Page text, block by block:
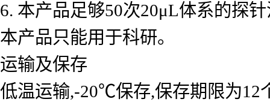
6. 本产品足够50次20μL体系的探
本产品只能用于科研。
运输及保存
低温运输,-20℃保存,保存期限为12